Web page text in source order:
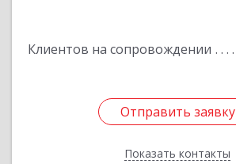
Клиентов на сопровождении
Отправить заявку
Показать контакты
Отправить заявку
Назад